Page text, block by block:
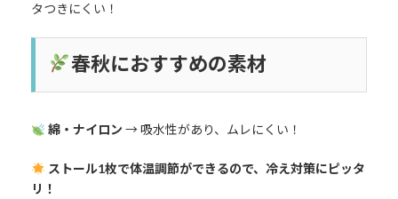
タつきにくい！
春秋におすすめの素材
綿・ナイロン → 吸水性があり、ムレにくい！
ストール1枚で体温調節ができるので、冷え対策にピッタ
リ！